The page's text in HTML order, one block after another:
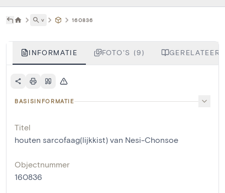
˅ 160836
INFORMATIE FOTO'S (9)
BASISINFORMATIE
Titel
houten sarcofaag(lijkkist) van Nesi-Chonsoe
Objectnummer
160836